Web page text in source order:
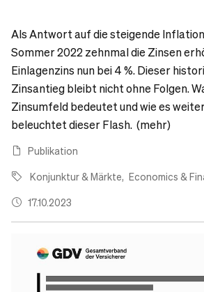
Als Antwort auf die steigende
Sommer 2022 zehnmal die Zinsen
Einlagenzins nun bei 4 %. Dieser
Zinsantieg bleibt nicht ohne Folgen.
Zinsumfeld bedeutet und wie es
beleuchtet dieser Flash. (mehr)
Publikation
Konjunktur & Märkte Economics &
17.10.2023